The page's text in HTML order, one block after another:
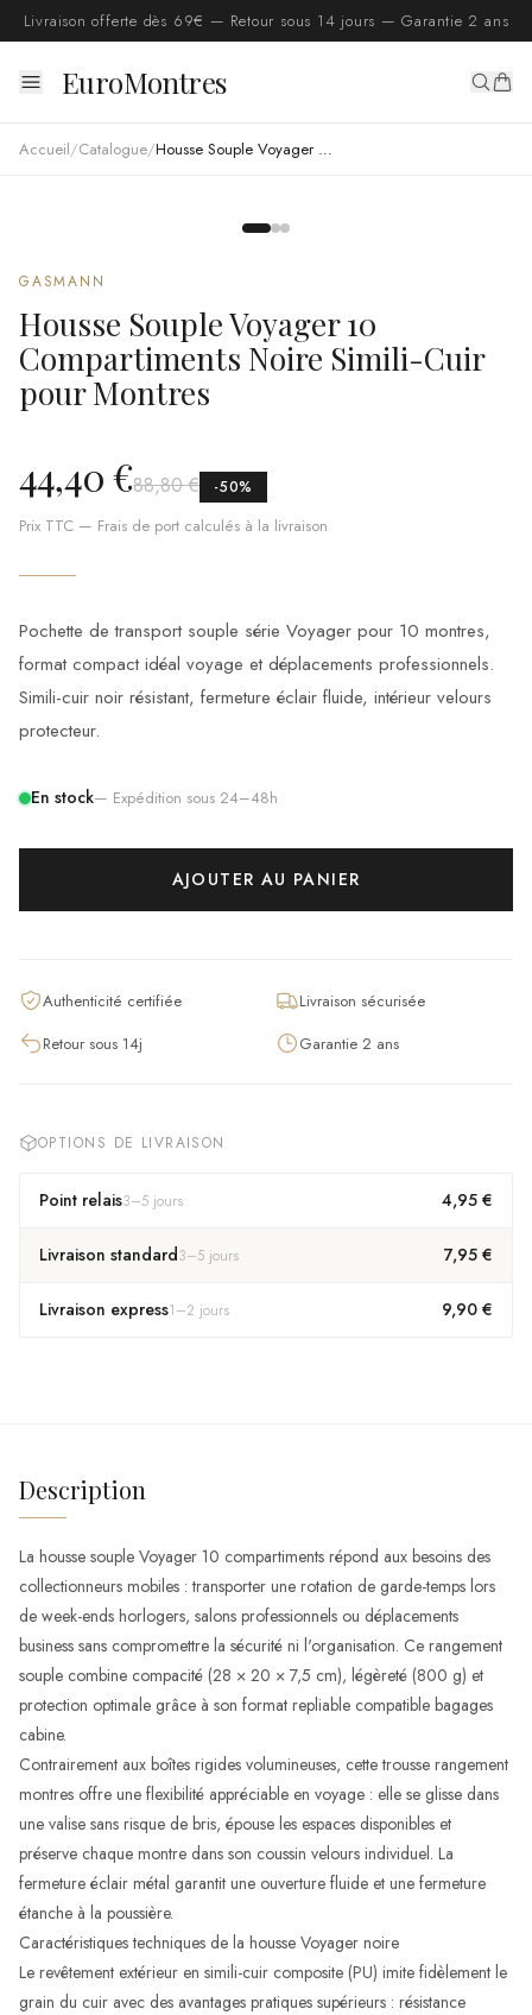
Livraison offerte dès 69€ — Retour sous 14 jours — Garantie 2 ans
EuroMontres
Accueil/Catalogue/ Housse Souple Voyager 10 Compartiments Noire Simili-Cuir pour Montres
GASMANN
Housse Souple Voyager 10
Compartiments Noire Simili-Cuir
pour Montres
44,40 €88,80 € -50%
Prix TTC — Frais de port calculés à la livraison
Pochette de transport souple série Voyager pour 10 montres,
format compact idéal voyage et déplacements professionnels.
Simili-cuir noir résistant, fermeture éclair fluide, intérieur velours
protecteur.
En stock— Expédition sous 24–48h
AJOUTER AU PANIER
Authenticité certifiée
Livraison sécurisée
Retour sous 14j
Garantie 2 ans
OPTIONS DE LIVRAISON
Point relais3–5 jours 4,95 €
Livraison standard3–5 jours 7,95 €
Livraison express1–2 jours 9,90 €
Description
La housse souple Voyager 10 compartiments répond aux besoins des
collectionneurs mobiles : transporter une rotation de garde-temps lors
de week-ends horlogers, salons professionnels ou déplacements
business sans compromettre la sécurité ni l'organisation. Ce rangement
souple combine compacité (28 × 20 × 7,5 cm), légèreté (800 g) et
protection optimale grâce à son format repliable compatible bagages
cabine.
Contrairement aux boîtes rigides volumineuses, cette trousse rangement
montres offre une flexibilité appréciable en voyage : elle se glisse dans
une valise sans risque de bris, épouse les espaces disponibles et
préserve chaque montre dans son coussin velours individuel. La
fermeture éclair métal garantit une ouverture fluide et une fermeture
étanche à la poussière.
Caractéristiques techniques de la housse Voyager noire
Le revêtement extérieur en simili-cuir composite (PU) imite fidèlement le
grain du cuir avec des avantages pratiques supérieurs : résistance